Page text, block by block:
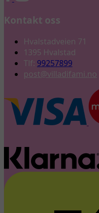
Kontakt oss
Hvalstadveien 71
1395 Hvalstad
Tlf: 99257899
post@villadifami.no